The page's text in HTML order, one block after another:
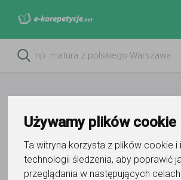
Używamy plików cookie
Ta witryna korzysta z plików cookie i
technologii śledzenia, aby poprawić
przeglądania w następujących